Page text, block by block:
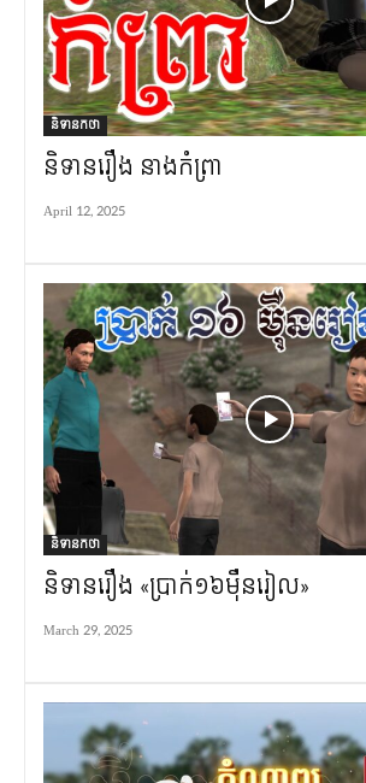
និទានកថា
និទានរឿង នាងកំព្រា
April 12, 2025
និទានកថា
និទានរឿង «ប្រាក់១៦ម៉ឺនរៀល»
March 29, 2025